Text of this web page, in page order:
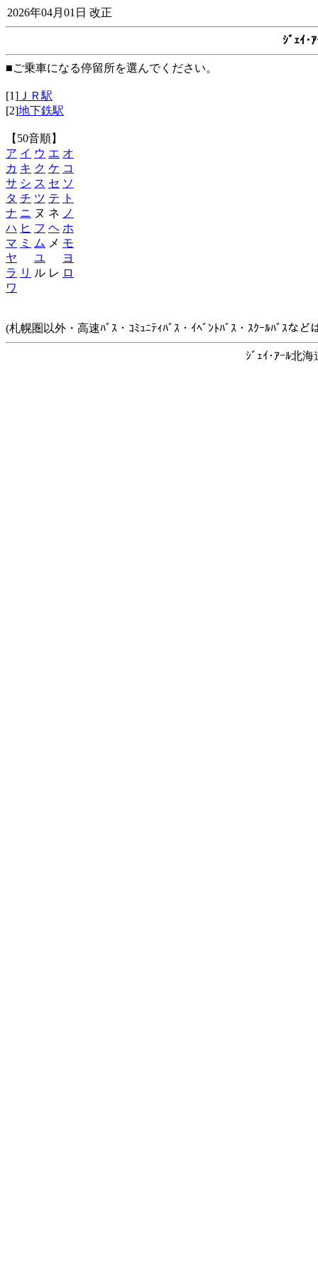
2026年04月01日 改正
ｼﾞｪｲ･
■ご乗車になる停留所を選んでください。
[1] ＪＲ駅
[2]地下鉄駅
【50音順】
ア イ ウ エ オ
カ キ ク ケ コ
サ シ ス セ ソ
タ チ ツ テ
ト
ナ ニ ヌ ネ ノ
ハ ヒ フ ヘ ホ
マ ミ ム メ モ
ヤ
ユ
ヨ
ラ リ ル レ ロ
ワ
(札幌圏以外・高速ﾊﾞｽ・ｺﾐｭﾆﾃｨﾊﾞｽ・ｲﾍﾞﾝﾄﾊﾞｽ・ｽｸｰﾙﾊﾞｽな
ｼﾞｪｲ･ｱｰﾙ北